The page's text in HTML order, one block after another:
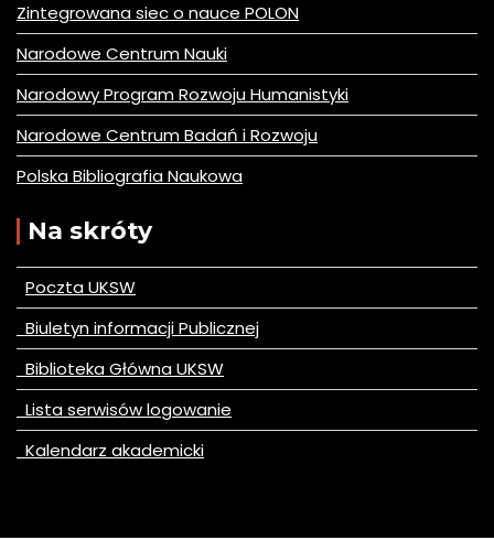
Zintegrowana siec o nauce POLON
Narodowe Centrum Nauki
Narodowy Program Rozwoju Humanistyki
Narodowe Centrum Badań i Rozwoju
Polska Bibliografia Naukowa
Na skróty
Poczta UKSW
Biuletyn informacji Publicznej
Biblioteka Główna UKSW
Lista serwisów logowanie
Kalendarz akademicki